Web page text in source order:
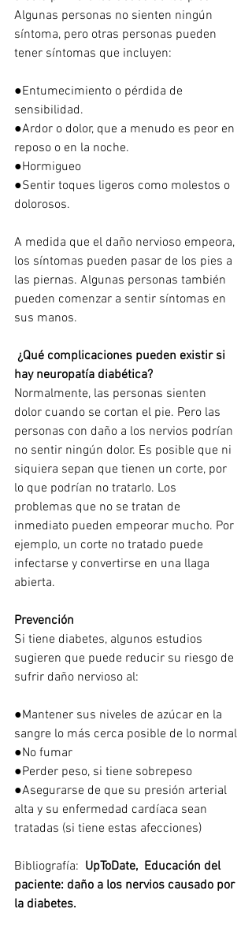
Algunas personas no sienten ningún
síntoma, pero otras personas pueden
tener síntomas que incluyen:
●Entumecimiento o pérdida de
sensibilidad.
●Ardor o dolor, que a menudo es peor en
reposo o en la noche.
●Hormigueo
●Sentir toques ligeros como molestos o
dolorosos.
A medida que el daño nervioso empeora,
los síntomas pueden pasar de los pies a
las piernas. Algunas personas también
pueden comenzar a sentir síntomas en
sus manos.
¿Qué complicaciones pueden existir si
hay neuropatía diabética?
Normalmente, las personas sienten
dolor cuando se cortan el pie. Pero las
personas con daño a los nervios podrían
no sentir ningún dolor. Es posible que ni
siquiera sepan que tienen un corte, por
lo que podrían no tratarlo. Los
problemas que no se tratan de
inmediato pueden empeorar mucho. Por
ejemplo, un corte no tratado puede
infectarse y convertirse en una llaga
abierta.
Prevención
Si tiene diabetes, algunos estudios
sugieren que puede reducir su riesgo de
sufrir daño nervioso al:
●Mantener sus niveles de azúcar en la
sangre lo más cerca posible de lo normal
●No fumar
●Perder peso, si tiene sobrepeso
●Asegurarse de que su presión arterial
alta y su enfermedad cardíaca sean
tratadas (si tiene estas afecciones)
Bibliografía: UpToDate, Educación del
paciente: daño a los nervios causado por
la diabetes.